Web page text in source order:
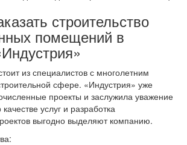
строительство
помещений в
из специалистов с многолетним
сфере. «Индустрия» уже
проекты и заслужила уважение
услуг и разработка
выгодно выделяют компанию.